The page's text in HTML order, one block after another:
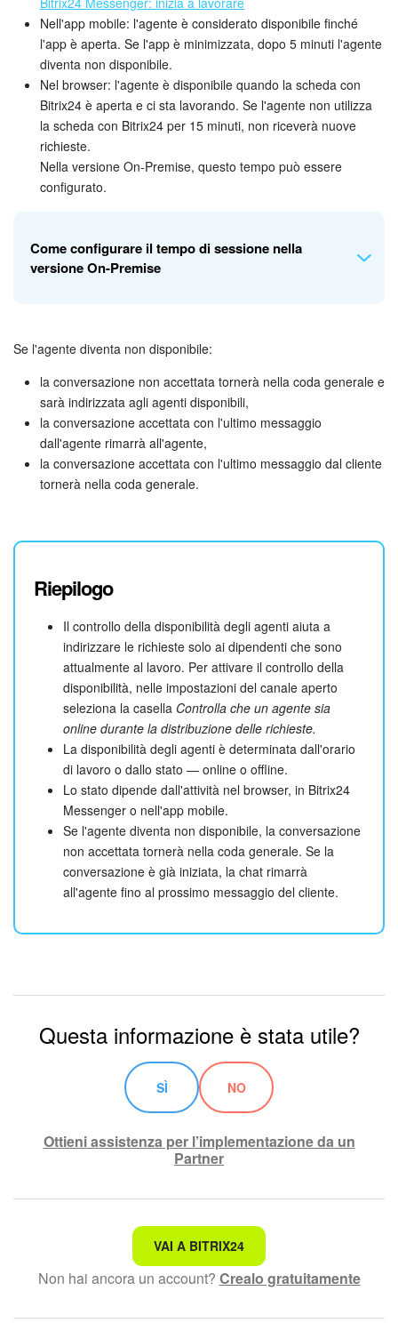
Nell'app mobile: l'agente è considerato disponibile finché
l'app è aperta. Se l'app è minimizzata, dopo 5 minuti l'agente
diventa non disponibile.
Nel browser: l'agente è disponibile quando la scheda con
Bitrix24 è aperta e ci sta lavorando. Se l'agente non utilizza
la scheda con Bitrix24 per 15 minuti, non riceverà nuove
richieste.
Nella versione On-Premise, questo tempo può essere
configurato.
Come configurare il tempo di sessione nella
versione On-Premise
1-3. Vai nella sezione
Impostazioni > Utenti > Gruppi di
utenti
4-5. Seleziona il gruppo efai clic su Menu (≡) > View
(Visualizza).
6. Apri la scheda Sicurezza.
7. Imposta il valore nel campoTempo di sessione (minuti)
Se l'agente diventa non disponibile:
la conversazione non accettata tornerà nella coda generale e
sarà indirizzata agli agenti disponibili,
la conversazione accettata con l'ultimo messaggio
dall'agente rimarrà all'agente,
la conversazione accettata con l'ultimo messaggio dal cliente
tornerà nella coda generale.
Riepilogo
Il controllo della disponibilità degli agenti aiuta a
indirizzare le richieste solo ai dipendenti che sono
attualmente al lavoro. Per attivare il controllo della
disponibilità, nelle impostazioni del canale aperto
seleziona la casella Controlla che un agente sia
online durante la distribuzione delle richieste.
La disponibilità degli agenti è determinata dall'orario
di lavoro o dallo stato — online o offline.
Lo stato dipende dall'attività nel browser, in Bitrix24
Messenger o nell'app mobile.
Se l'agente diventa non disponibile, la conversazione
non accettata tornerà nella coda generale. Se la
conversazione è già iniziata, la chat rimarrà
all'agente fino al prossimo messaggio del cliente.
Questa informazione è stata utile?
SÌ NO
Ottieni assistenza per l’implementazione da un
Partner
Non è quello che sto cercando.
Testo complesso e incomprensibile
Le informazioni sono obsolete.
VAI A BITRIX24
Non hai ancora un account? Crealo gratuitamente